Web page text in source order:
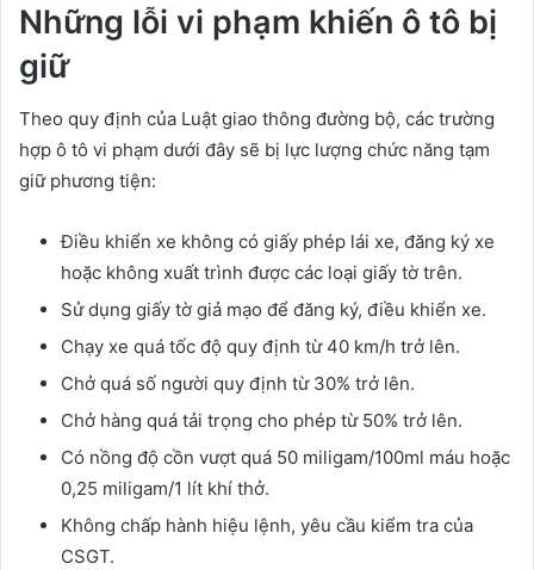
Những lỗi vi phạm khiến ô tô bị
giữ
Theo quy định của Luật giao thông đường bộ, các trường
hợp ô tô vi phạm dưới đây sẽ bị lực lượng chức năng tạm
giữ phương tiện:
Điều khiển xe không có giấy phép lái xe, đăng ký xe
hoặc không xuất trình được các loại giấy tờ trên.
Sử dụng giấy tờ giả mạo để đăng ký, điều khiển xe.
Chạy xe quá tốc độ quy định từ 40 km/h trở lên.
Chở quá số người quy định từ 30% trở lên.
Chở hàng quá tải trọng cho phép từ 50% trở lên.
Có nồng độ cồn vượt quá 50 miligam/100ml máu hoặc
0,25 miligam/1 lít khí thở.
Không chấp hành hiệu lệnh, yêu cầu kiểm tra của
CSGT.